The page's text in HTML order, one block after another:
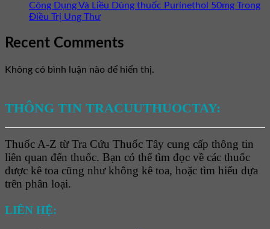
Công Dụng Và Liều Dùng thuốc Purinethol 50mg Trong
Điều Trị Ung Thư
Recent Comments
Không có bình luận nào để hiển thị.
THÔNG TIN TRACUUTHUOCTAY:
Thuốc A-Z từ Tra Cứu Thuốc Tây cung cấp thông tin
liên quan đến thuốc. Bạn có thể tìm đọc về các thuốc
được kê toa cũng như không kê toa, hoặc tìm hiểu dựa
trên phân loại.
LIÊN HỆ: